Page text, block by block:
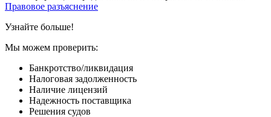
Правовое разъяснение
Узнайте больше!
Мы можем проверить:
Банкротство/ликвидация
Налоговая задолженность
Наличие лицензий
Надежность поставщика
Решения судов